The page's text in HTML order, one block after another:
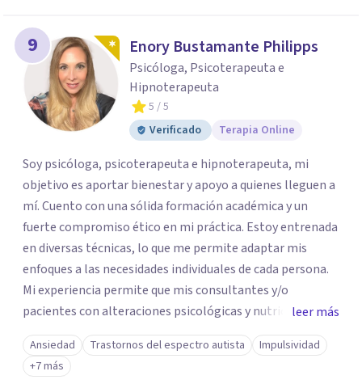
9 Enory Bustamante Philipps
Psicóloga, Psicoterapeuta e
Hipnoterapeuta
5 / 5
Verificado
Terapia Online
Soy psicóloga, psicoterapeuta e hipnoterapeuta, mi
objetivo es aportar bienestar y apoyo a quienes lleguen a
mí. Cuento con una sólida formación académica y un
fuerte compromiso ético en mi práctica. Estoy entrenada
en diversas técnicas, lo que me permite adaptar mis
enfoques a las necesidades individuales de cada persona.
Mi experiencia permite que mis consultantes y/o
pacientes con alteraciones psicológicas y nutricionales
regresen al equilibrio emocional y físico deseado. Me
considero empática y me esfuerzo por establecer
relaciones terapéuticas efectivas, facilitando un espacio
leer más
Ansiedad Trastornos del espectro autista
Impulsividad
+7 más